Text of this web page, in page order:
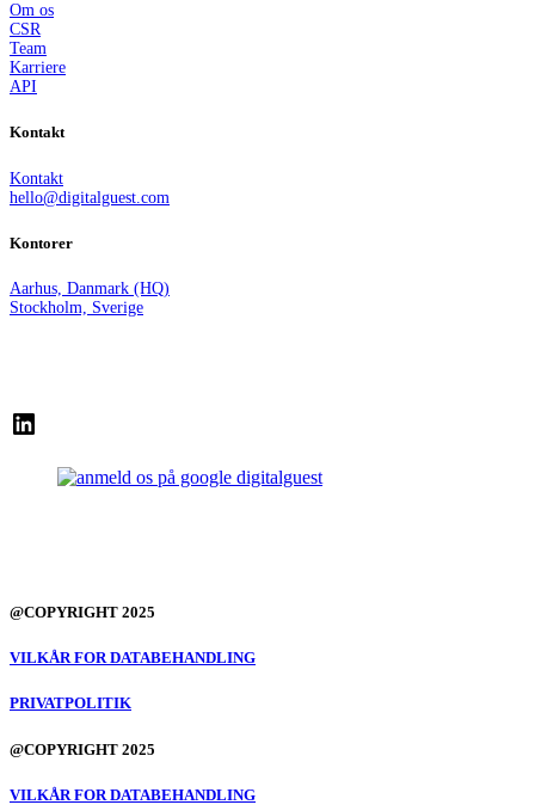
Om os
CSR
Team
Karriere
API
Kontakt
Kontakt
hello@digitalguest.com
Kontorer
Aarhus, Danmark (HQ)
Stockholm, Sverige
LinkedIn
@COPYRIGHT 2025
VILKÅR FOR DATABEHANDLING
PRIVATPOLITIK
@COPYRIGHT 2025
VILKÅR FOR DATABEHANDLING